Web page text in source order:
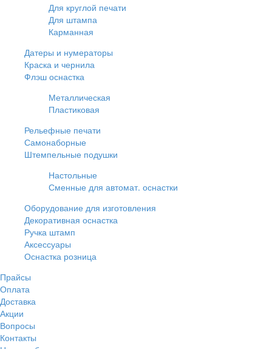
Для круглой печати
Для штампа
Карманная
Датеры и нумераторы
Краска и чернила
Флэш оснастка
Металлическая
Пластиковая
Рельефные печати
Самонаборные
Штемпельные подушки
Настольные
Сменные для автомат. оснастки
Оборудование для изготовления
Декоративная оснастка
Ручка штамп
Аксессуары
Оснастка розница
Прайсы
Оплата
Доставка
Акции
Вопросы
Контакты